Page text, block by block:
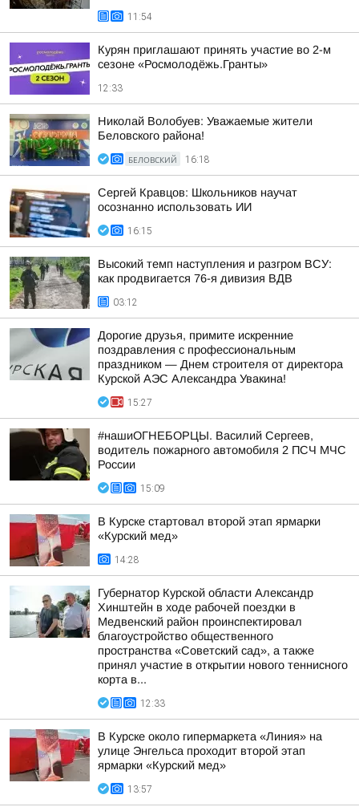
11:54
Курян приглашают принять участие во 2-м
сезоне «Росмолодёжь.Гранты»
12:33
Николай Волобуев: Уважаемые жители
Беловского района!
БЕЛОВСКИЙ 16:18
Сергей Кравцов: Школьников научат
осознанно использовать ИИ
16:15
Высокий темп наступления и разгром ВСУ:
как продвигается 76-я дивизия ВДВ
03:12
Дорогие друзья, примите искренние
поздравления с профессиональным
праздником — Днем строителя от директора
Курской АЭС Александра Увакина!
15:27
#нашиОГНЕБОРЦЫ. Василий Сергеев,
водитель пожарного автомобиля 2 ПСЧ МЧС
России
15:09
В Курске стартовал второй этап ярмарки
«Курский мед»
14:28
Губернатор Курской области Александр
Хинштейн в ходе рабочей поездки в
Медвенский район проинспектировал
благоустройство общественного
пространства «Советский сад», а также
принял участие в открытии нового теннисного
корта в...
12:33
В Курске около гипермаркета «Линия» на
улице Энгельса проходит второй этап
ярмарки «Курский мед»
13:57